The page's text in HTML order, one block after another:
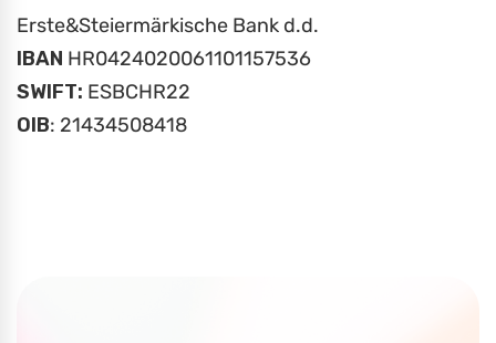
Erste&Steiermärkische Bank d.d.
IBAN HR0424020061101157536
SWIFT: ESBCHR22
OIB: 21434508418